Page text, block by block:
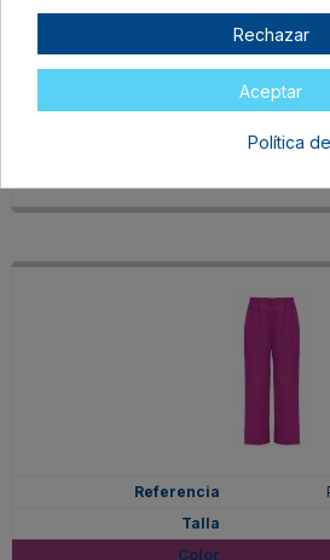
Rechazar
Aceptar
Política